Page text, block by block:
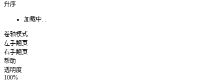
升序
加载中...
卷轴模式
左手翻页
右手翻页
帮助
透明度
100%